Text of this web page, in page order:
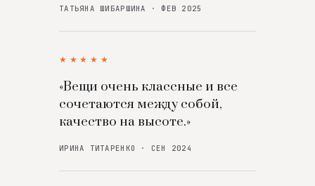
ТАТЬЯНА ШИБАРШИНА · ФЕВ 2025
★★★★★
«Вещи очень классные и все
сочетаются между собой,
качество на высоте.»
ИРИНА ТИТАРЕНКО · СЕН 2024